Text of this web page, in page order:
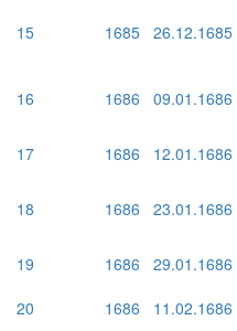
15 1685 26.12.1685
16 1686 09.01.1686
17 1686 12.01.1686
18 1686 23.01.1686
19 1686 29.01.1686
20
1686 11.02.1686